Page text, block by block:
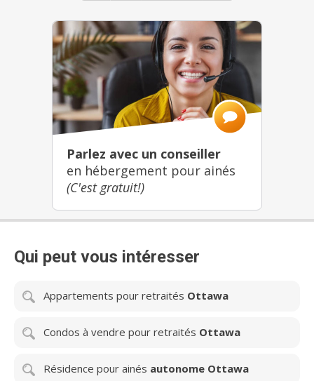
Parlez avec un conseiller
en hébergement pour ainés
(C'est gratuit!)
Qui peut vous intéresser
Appartements pour retraités Ottawa
Condos à vendre pour retraités Ottawa
Résidence pour ainés autonome Ottawa